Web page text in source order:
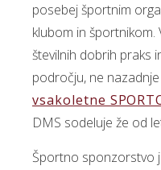
posebej športnim
klubom in športnikom.
številnih dobrih praks
področju, ne
vsakoletne
DMS sodeluje že od
Športno sponzorstvo